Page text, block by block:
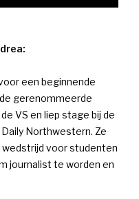
een beginnende
gerenommeerde
VS en liep stage bij de
Northwestern. Ze
voor studenten
journalist te worden en